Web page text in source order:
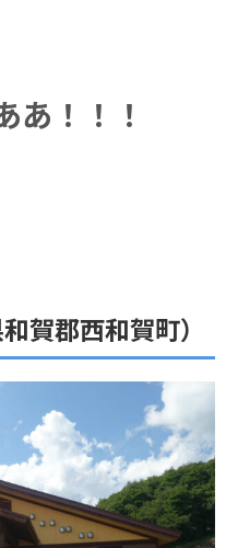
あ！！！
賀郡西和賀町）